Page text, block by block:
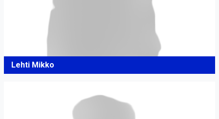
Lehti Mikko